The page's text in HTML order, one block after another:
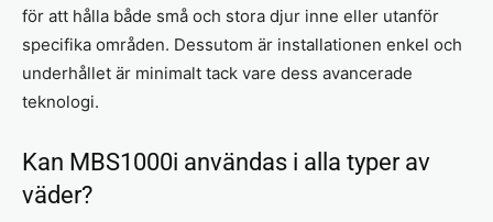
för att hålla både små och stora djur inne eller utanför
specifika områden. Dessutom är installationen enkel och
underhållet är minimalt tack vare dess avancerade
teknologi.
Kan MBS1000i användas i alla typer av
väder?